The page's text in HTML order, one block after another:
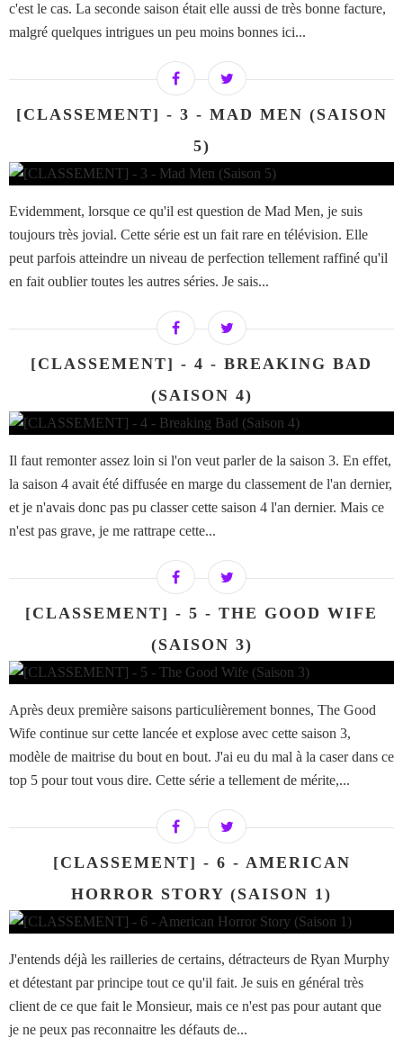
c'est le cas. La seconde saison était elle aussi de très bonne facture,
malgré quelques intrigues un peu moins bonnes ici...
[CLASSEMENT] - 3 - MAD MEN (SAISON
5)
Evidemment, lorsque ce qu'il est question de Mad Men, je suis
toujours très jovial. Cette série est un fait rare en télévision. Elle
peut parfois atteindre un niveau de perfection tellement raffiné qu'il
en fait oublier toutes les autres séries. Je sais...
[CLASSEMENT] - 4 - BREAKING BAD
(SAISON 4)
Il faut remonter assez loin si l'on veut parler de la saison 3. En effet,
la saison 4 avait été diffusée en marge du classement de l'an dernier,
et je n'avais donc pas pu classer cette saison 4 l'an dernier. Mais ce
n'est pas grave, je me rattrape cette...
[CLASSEMENT] - 5 - THE GOOD WIFE
(SAISON 3)
Après deux première saisons particulièrement bonnes, The Good
Wife continue sur cette lancée et explose avec cette saison 3,
modèle de maitrise du bout en bout. J'ai eu du mal à la caser dans ce
top 5 pour tout vous dire. Cette série a tellement de mérite,...
[CLASSEMENT] - 6 - AMERICAN
HORROR STORY (SAISON 1)
J'entends déjà les railleries de certains, détracteurs de Ryan Murphy
et détestant par principe tout ce qu'il fait. Je suis en général très
client de ce que fait le Monsieur, mais ce n'est pas pour autant que
je ne peux pas reconnaitre les défauts de...